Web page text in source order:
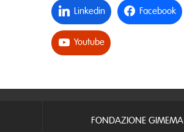
Linkedin Facebook
Youtube
FONDAZIONE GIMEMA